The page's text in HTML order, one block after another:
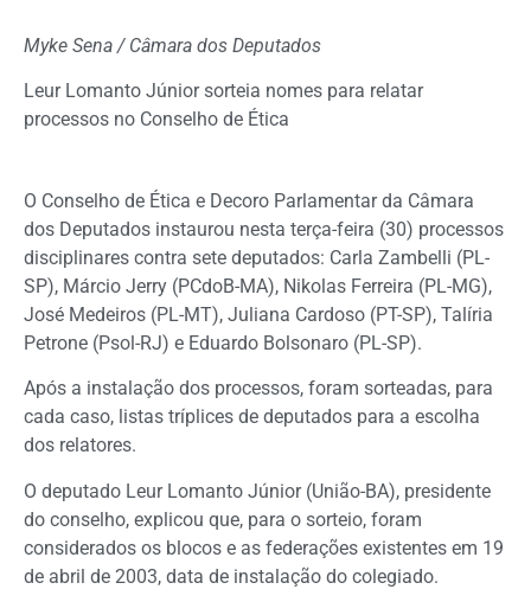
Myke Sena / Câmara dos Deputados
Leur Lomanto Júnior sorteia nomes para relatar
processos no Conselho de Ética
O Conselho de Ética e Decoro Parlamentarda Câmara
dos Deputados instaurou nesta terça-feira (30) processos
disciplinares contra sete deputados: Carla Zambelli (PL-
SP), Márcio Jerry (PCdoB-MA), Nikolas Ferreira (PL-MG),
José Medeiros (PL-MT), Juliana Cardoso (PT-SP), Talíria
Petrone (Psol-RJ) e Eduardo Bolsonaro (PL-SP).
Após a instalação dos processos, foram sorteadas, para
cada caso, listas tríplices de deputados para a escolha
dos relatores.
O deputado Leur Lomanto Júnior (União-BA), presidente
do conselho, explicou que, para o sorteio, foram
considerados os blocos e as federações existentes em 19
de abril de 2003, data de instalação do colegiado.